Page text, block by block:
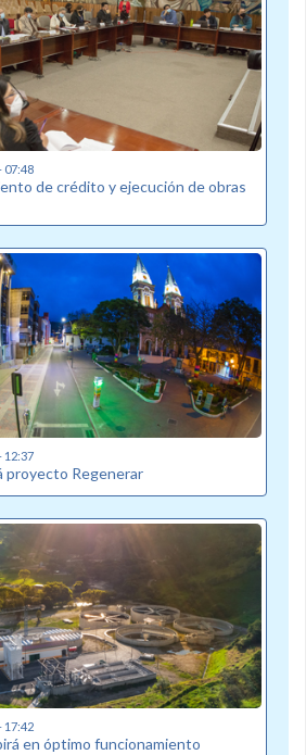
07:48
de crédito y ejecución de obras
12:37
proyecto Regenerar
17:42
en óptimo funcionamiento